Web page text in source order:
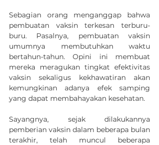
Sebagian orang menganggap bahwa
pembuatan vaksin terkesan terburu-
buru. Pasalnya, pembuatan vaksin
umumnya membutuhkan waktu
bertahun-tahun. Opini ini membuat
mereka meragukan tingkat efektivitas
vaksin sekaligus kekhawatiran akan
kemungkinan adanya efek samping
yang dapat membahayakan kesehatan.
Sayangnya, sejak dilakukannya
pemberian vaksin dalam beberapa bulan
terakhir, telah muncul beberapa